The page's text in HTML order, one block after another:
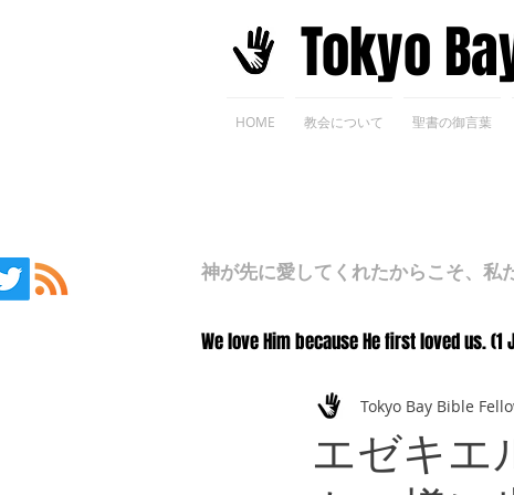
​Tokyo
HOME 教会について 聖書の御言葉
神が先に愛してくれたからこそ、私
We love Him because He first loved us. (1
エゼキ
Tokyo Bay Bible